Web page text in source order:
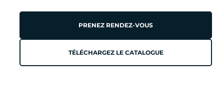
PRENEZ RENDEZ-VOUS
TÉLÉCHARGEZ LE CATALOGUE